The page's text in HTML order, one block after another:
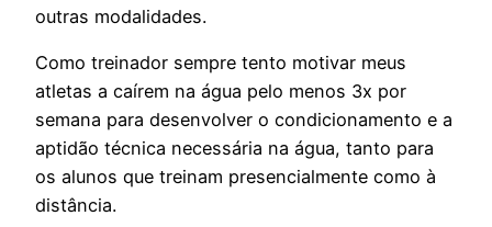
outras modalidades.
Como treinador sempre tento motivar meus
atletas a caírem na água pelo menos 3x por
semana para desenvolver o condicionamento e a
aptidão técnica necessária na água, tanto para
os alunos que treinam presencialmente como à
distância.